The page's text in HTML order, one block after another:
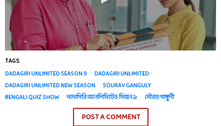
TAGS:
DADAGIRI UNLIMITED SEASON 9
DADAGIRI UNLIMITED
DADAGIRI UNLIMITED NEW SEASON
SOURAV GANGULY
BENGALI QUIZ SHOW
দাদাগিরি আনলিমিটেড সিজন ৯ সৌরভ গাঙ্গুলী
POST A COMMENT